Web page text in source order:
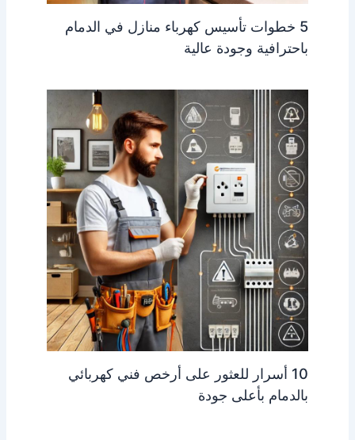
5 خطوات تأسيس كهرباء منازل في الدمام
باحترافية وجودة عالية
10 أسرار للعثور على أرخص فني كهربائي
بالدمام بأعلى جودة